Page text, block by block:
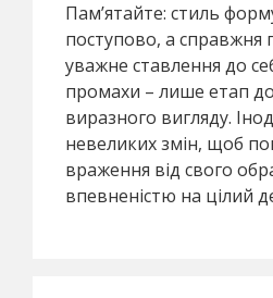
Пам’ятайте: стиль
поступово, а справжня
уважне ставлення до
промахи – лише етап
виразного вигляду.
невеликих змін, щоб
враження від свого
впевненістю на цілий